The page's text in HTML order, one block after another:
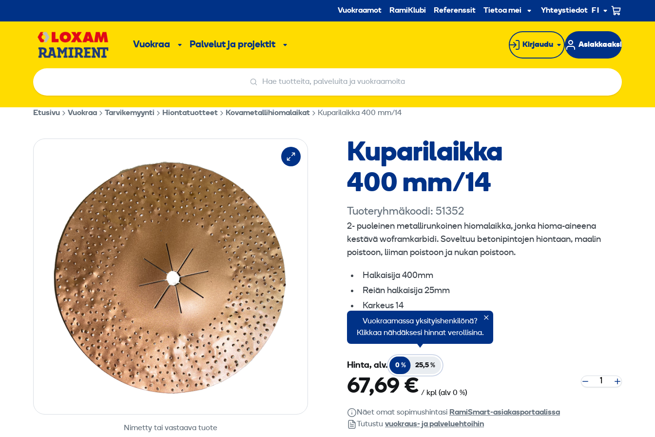
sisältöön
Toissijainen
Vuokraamot RamiKlubi Referenssit Tietoa meistäAlavalikko
Yhteystiedot FI
Vuokraa Alavalikko
Palvelut ja projektit Alavalikko Kirjaudu Asiakkaaksi
Hae tuotteita, palveluita ja vuokraamoita
Hae tuotteita, palveluita ja vuokraamoita
Etusivu Vuokraa Tarvikemyynti Hiontatuotteet Kovametallihiomalaikat Kuparilaikka 400 mm/14
Nimetty tai vastaava tuote
Kuparilaikka
400 mm/14
Tuoteryhmäkoodi: 51352
2- puoleinen metallirunkoinen hiomalaikka, jonka hioma-aineena
kestävä woframkarbidi. Soveltuu betonipintojen hiontaan, maalin
poistoon, liiman poistoon ja nukan poistoon.
Halkaisija 400mm
Reiän halkaisija 25mm
Karkeus 14
Myyntierä 1 kpl
Vuokraamassa yksityishenkilönä?
Klikkaa nähdäksesi hinnat verollisina.
Hinta, alv. 0 % 25,5 %
67,69 € / kpl (alv 0 %)
Näet omat sopimushintasi RamiSmart-asiakasportaalissa
Tutustu vuokraus- ja palveluehtoihin